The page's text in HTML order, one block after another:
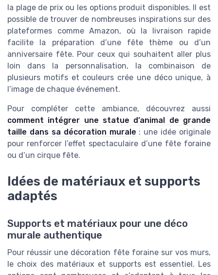
la plage de prix ou les options produit disponibles. Il est
possible de trouver de nombreuses inspirations sur des
plateformes comme Amazon, où la livraison rapide
facilite la préparation d’une fête thème ou d’un
anniversaire fête. Pour ceux qui souhaitent aller plus
loin dans la personnalisation, la combinaison de
plusieurs motifs et couleurs crée une déco unique, à
l’image de chaque événement.
Pour compléter cette ambiance, découvrez aussi
comment intégrer une statue d’animal de grande
taille dans sa décoration murale : une idée originale
pour renforcer l’effet spectaculaire d’une fête foraine
ou d’un cirque fête.
Idées de matériaux et supports
adaptés
Supports et matériaux pour une déco
murale authentique
Pour réussir une décoration fête foraine sur vos murs,
le choix des matériaux et supports est essentiel. Les